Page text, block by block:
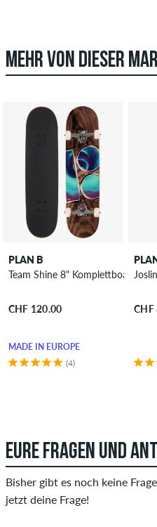
MEHR VON DIESER
PLAN B
Team Shine 8" Komplettboard
CHF 120.00
MADE IN EUROPE
(4)
CHF
EURE FRAGEN UND
Bisher gibt es noch keine
jetzt deine Frage!